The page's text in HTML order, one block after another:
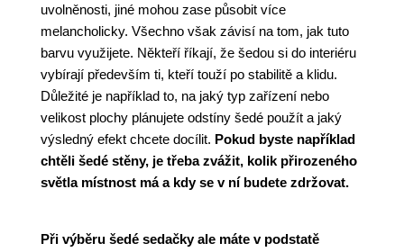
uvolněnosti, jiné mohou zase působit více
melancholicky. Všechno však závisí na tom, jak tuto
barvu využijete. Někteří říkají, že šedou si do interiéru
vybírají především ti, kteří touží po stabilitě a klidu.
Důležité je například to, na jaký typ zařízení nebo
velikost plochy plánujete odstíny šedé použít a jaký
výsledný efekt chcete docílit. Pokud byste například
chtěli šedé stěny, je třeba zvážit, kolik přirozeného
světla místnost má a kdy se v ní budete zdržovat.
Při výběru šedé sedačky ale máte v podstatě